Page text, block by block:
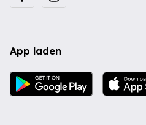
App laden